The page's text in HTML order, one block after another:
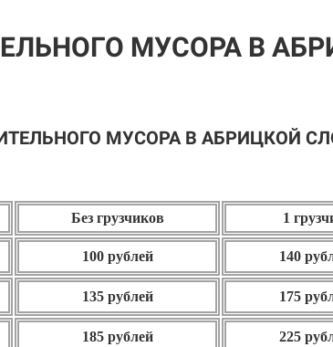
МУСОРА В
МУСОРА В АБРИЦКОЙ
Без грузчиков 1
100 рублей 140
135 рублей 175
185 рублей 225